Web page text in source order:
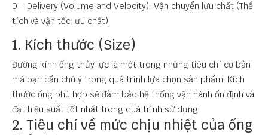
D = Delivery (Volume and Velocity): Vận chuyển lưu chất (Thể
tích và vận tốc lưu chất).
1. Kích thước (Size)
Đường kính ống thủy lực là một trong những tiêu chí cơ bản
mà bạn cần chú ý trong quá trình lựa chọn sản phẩm. Kích
thước ống phù hợp sẽ đảm bảo hệ thống vận hành ổn định và
đạt hiệu suất tốt nhất trong quá trình sử dụng.
2. Tiêu chí về mức chịu nhiệt của ống